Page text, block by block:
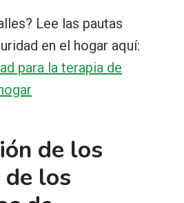
Lee las pautas
en el hogar aquí:
para la terapia de
de los
los